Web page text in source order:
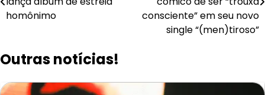
Post
homônimo
consciente” em seu novo
single “(men)tiroso”
Outras notícias!